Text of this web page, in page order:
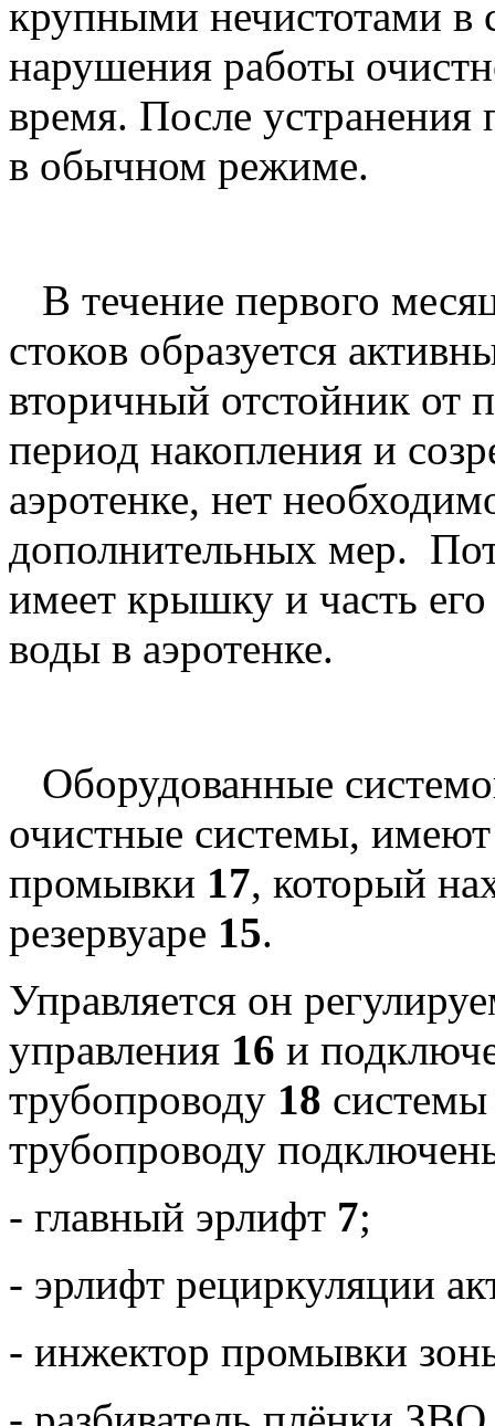
крупными нечистотами в
нарушения работы
время. После устранения
в обычном режиме.
В течение первого
стоков образуется
вторичный отстойник от
период накопления и
аэротенке, нет
дополнительных мер.
имеет крышку и часть
воды в аэротенке.
Оборудованные
очистные системы,
промывки 17, который
резервуаре 15.
Управляется он
управления 16 и
трубопроводу 18
трубопроводу
- главный эрлифт 7;
- эрлифт рециркуляции
- инжектор промывки